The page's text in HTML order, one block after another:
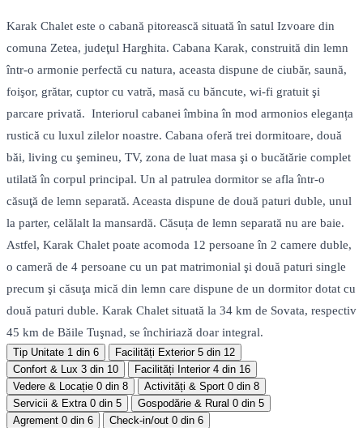
Karak Chalet este o cabană pitorească situată în satul Izvoare din
comuna Zetea, judeţul Harghita. Cabana Karak, construită din lemn
într-o armonie perfectă cu natura, aceasta dispune de ciubăr, saună,
foişor, grătar, cuptor cu vatră, masă cu băncute, wi-fi gratuit şi
parcare privată. Interiorul cabanei îmbina în mod armonios eleganța
rustică cu luxul zilelor noastre. Cabana oferă trei dormitoare, două
băi, living cu şemineu, TV, zona de luat masa şi o bucătărie complet
utilată în corpul principal. Un al patrulea dormitor se afla într-o
căsuţă de lemn separată. Aceasta dispune de două paturi duble, unul
la parter, celălalt la mansardă. Căsuța de lemn separată nu are baie.
Astfel, Karak Chalet poate acomoda 12 persoane în 2 camere duble,
o cameră de 4 persoane cu un pat matrimonial şi două paturi single
precum şi căsuţa mică din lemn care dispune de un dormitor dotat cu
două paturi duble. Karak Chalet situată la 34 km de Sovata, respectiv
45 km de Băile Tuşnad, se închiriază doar integral.
Tip Unitate 1 din 6 Facilități Exterior 5 din 12
Confort & Lux 3 din 10 Facilități Interior 4 din 16
Vedere & Locație 0 din 8 Activități & Sport 0 din 8
Servicii & Extra 0 din 5 Gospodărie & Rural 0 din 5
Agrement 0 din 6 Check-in/out 0 din 6